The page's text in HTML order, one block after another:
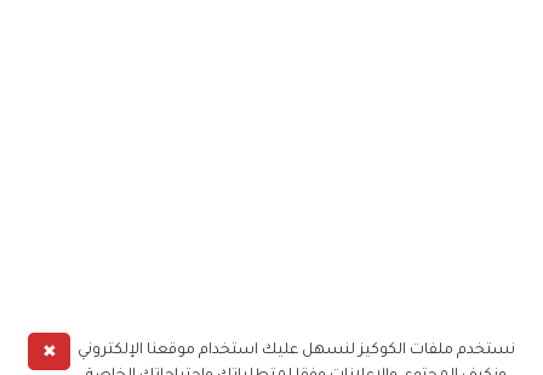
✖
نستخدم ملفات الكوكيز لنسهل عليك استخدام موقعنا الإلكتروني